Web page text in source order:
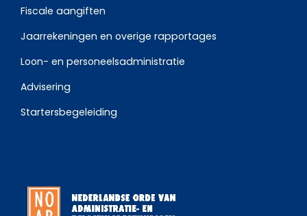
Fiscale aangiften
Jaarrekeningen en overige rapportages
Loon- en personeelsadministratie
Advisering
Startersbegeleiding